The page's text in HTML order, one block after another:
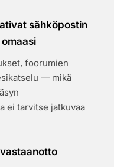
sähköpostin
foorumien
— mikä
ei tarvitse jatkuvaa